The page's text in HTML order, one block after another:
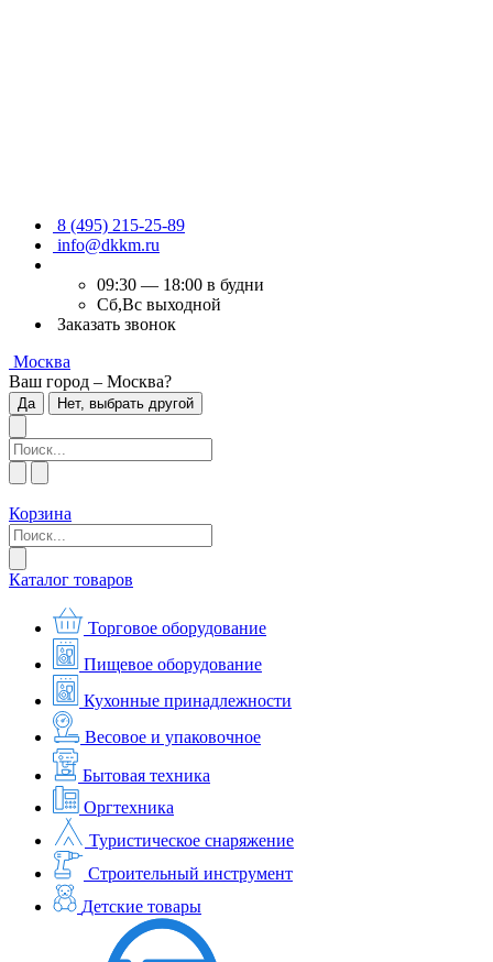
8 (495) 215-25-89
info@dkkm.ru
09:30 — 18:00 в будни
Сб,Вс выходной
Заказать звонок
Москва
Ваш город – Москва?
Да Нет, выбрать другой
Корзина
Каталог товаров
Торговое оборудование
Пищевое оборудование
Кухонные принадлежности
Весовое и упаковочное
Бытовая техника
Оргтехника
Туристическое снаряжение
Строительный инструмент
Детские товары